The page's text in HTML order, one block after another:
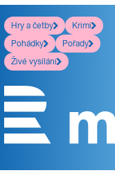
Hry a četby
Krimi
Pohádky
Pořady
Živé vysílání